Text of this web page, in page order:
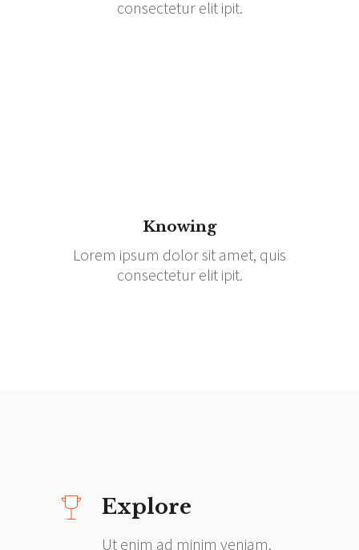
consectetur elit ipit.
Knowing
Lorem ipsum dolor sit amet, quis
consectetur elit ipit.
Explore
Ut enim ad minim veniam,